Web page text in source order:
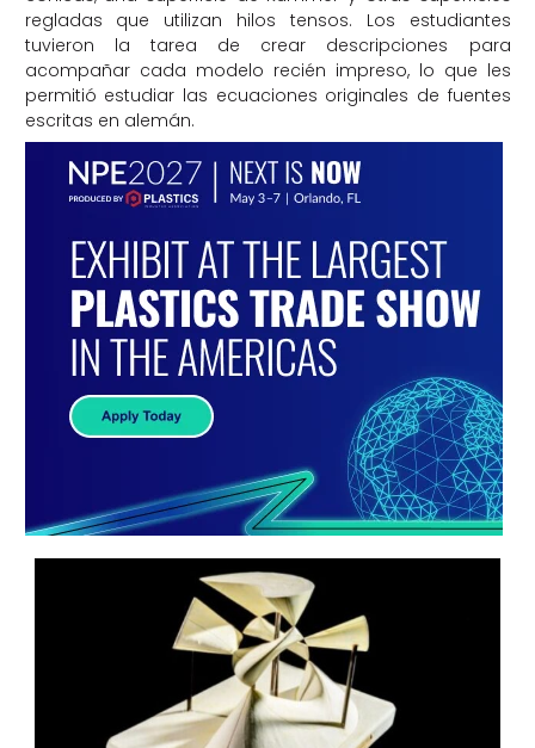
regladas que utilizan hilos tensos. Los estudiantes
tuvieron la tarea de crear descripciones para
acompañar cada modelo recién impreso, lo que les
permitió estudiar las ecuaciones originales de fuentes
escritas en alemán.